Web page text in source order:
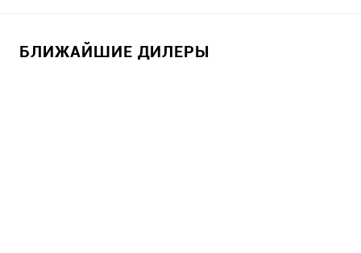
БЛИЖАЙШИЕ ДИЛЕРЫ